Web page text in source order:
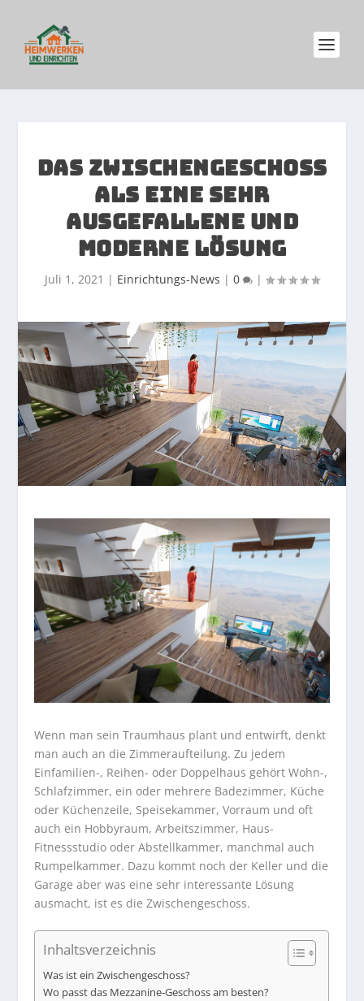
DAS ZWISCHENGESCHOSS
ALS EINE SEHR
AUSGEFALLENE UND
MODERNE LÖSUNG
Juli 1, 2021 | Einrichtungs-News | 0 |
Wenn man sein Traumhaus plant und entwirft, denkt
man auch an die Zimmeraufteilung. Zu jedem
Einfamilien-, Reihen- oder Doppelhaus gehört Wohn-,
Schlafzimmer, ein oder mehrere Badezimmer, Küche
oder Küchenzeile, Speisekammer, Vorraum und oft
auch ein Hobbyraum, Arbeitszimmer, Haus-
Fitnessstudio oder Abstellkammer, manchmal auch
Rumpelkammer. Dazu kommt noch der Keller und die
Garage aber was eine sehr interessante Lösung
ausmacht, ist es die Zwischengeschoss.
Inhaltsverzeichnis
Was ist ein Zwischengeschoss?
Wo passt das Mezzanine-Geschoss am besten?